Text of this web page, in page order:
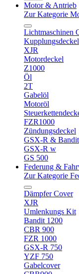
Motor & Antrieb
Zur Kategorie
Lichtmaschinen
Kupplungsdeckel
XJR
Motordeckel
Z1000
Öl
2T
Gabelöl
Motoröl
FZR1000
Zündungsdeckel
GSX-R & Bandit
GSX-R w
GS 500
Federung &
Zur Kategorie
Dämpfer Cover
XJR
Umlenkungs Kit
Bandit 1200
CBR 900
FZR 1000
GSX-R 750
YZF 750
Gabelcover